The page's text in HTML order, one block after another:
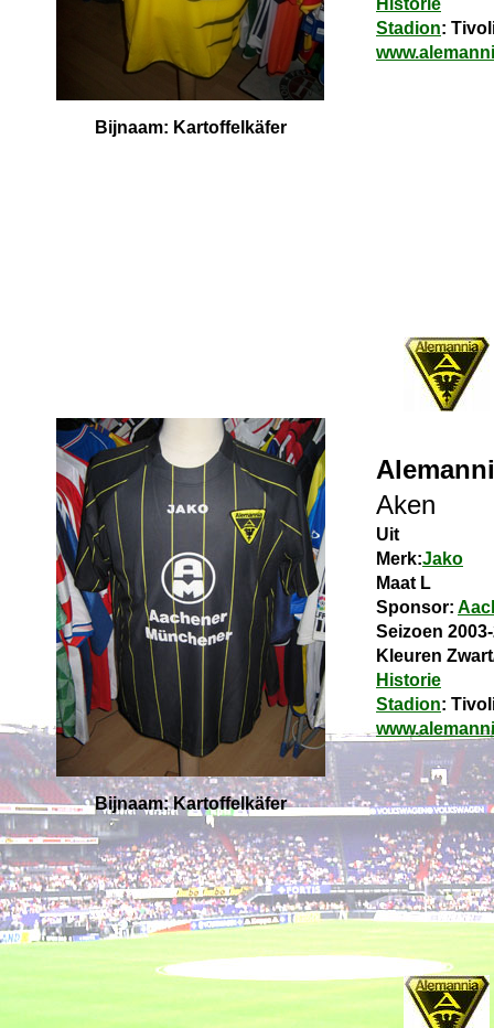
Historie
Stadion:
Bijnaam: Kartoffelkäfer
Aken
Uit
Merk:Jako
Maat L
Sponsor:
Seizoen
Kleuren
Historie
Stadion:
Bijnaam: Kartoffelkäfer